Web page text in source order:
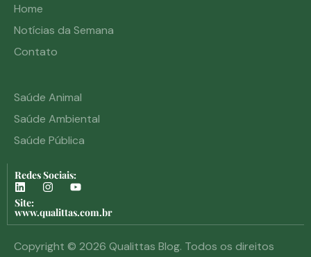
Home
Notícias da Semana
Contato
Saúde Animal
Saúde Ambiental
Saúde Pública
Redes Sociais:
Site:
www.qualittas.com.br
Copyright © 2026 Qualittas Blog. Todos os direitos